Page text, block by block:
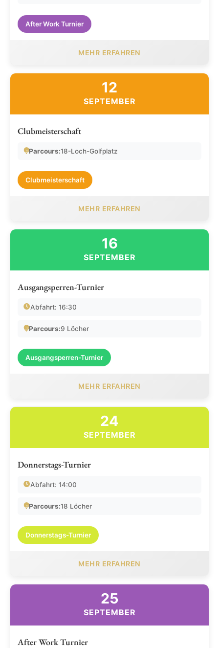
After Work Turnier
MEHR ERFAHREN
12
SEPTEMBER
Clubmeisterschaft
Parcours:18-Loch-Golfplatz
Clubmeisterschaft
MEHR ERFAHREN
16
SEPTEMBER
Ausgangsperren-Turnier
Abfahrt: 16:30
Parcours:9 Löcher
Ausgangsperren-Turnier
MEHR ERFAHREN
24
SEPTEMBER
Donnerstags-Turnier
Abfahrt: 14:00
Parcours:18 Löcher
Donnerstags-Turnier
MEHR ERFAHREN
25
SEPTEMBER
After Work Turnier